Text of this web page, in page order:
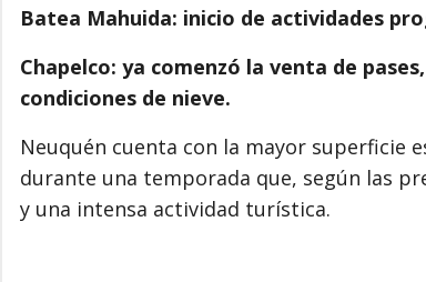
Batea Mahuida: inicio de actividades
Chapelco: ya comenzó la venta de
condiciones de nieve.
Neuquén cuenta con la mayor superficie
durante una temporada que, según las
y una intensa actividad turística.